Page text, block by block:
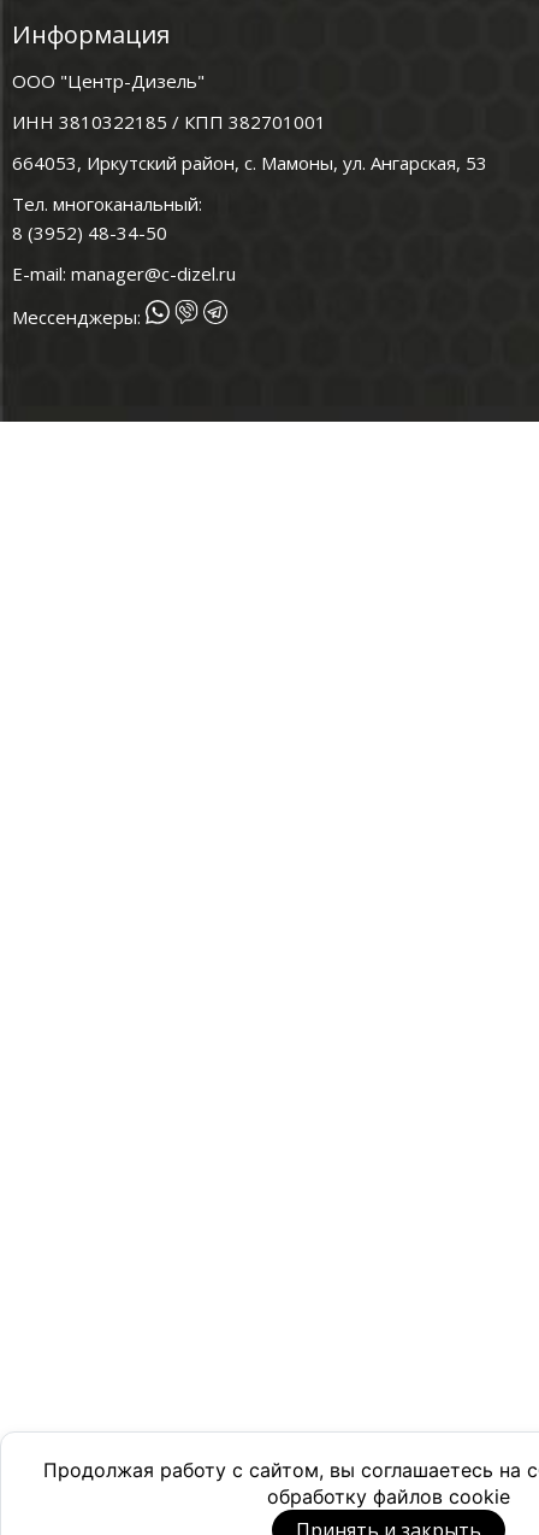
Продолжая работу с сайтом, вы соглашаетесь на
обработку файлов cookie
Информация
ООО "Центр-Дизель"
ИНН 3810322185 / КПП 382701001
664053, Иркутский район, с. Мамоны, ул. Ангарская, 53
Тел. многоканальный:
8 (3952) 48-34-50
E-mail: manager@c-dizel.ru
Мессенджеры: